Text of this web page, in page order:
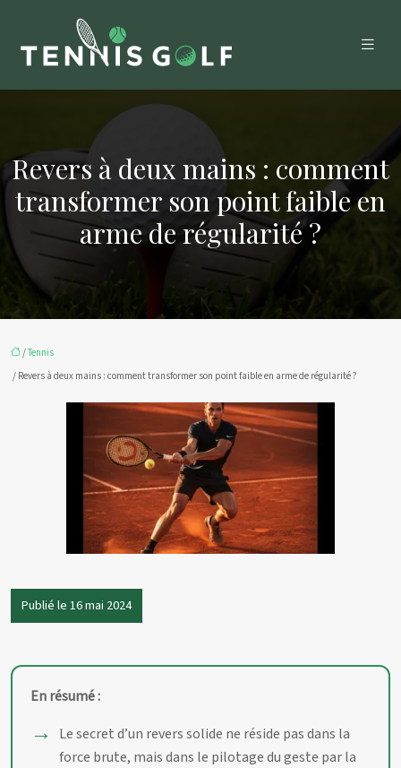
Revers à deux mains : comment
transformer son point faible en
arme de régularité ?
/Tennis
/ Revers à deux mains : comment transformer son point faible en arme de régularité ?
Publié le 16 mai 2024
En résumé :
Le secret d’un revers solide ne réside pas dans la
force brute, mais dans le pilotage du geste par la